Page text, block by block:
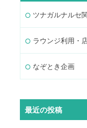
ツナガルナルセ
ラウンジ利用・
なぞとき企画
最近の投稿